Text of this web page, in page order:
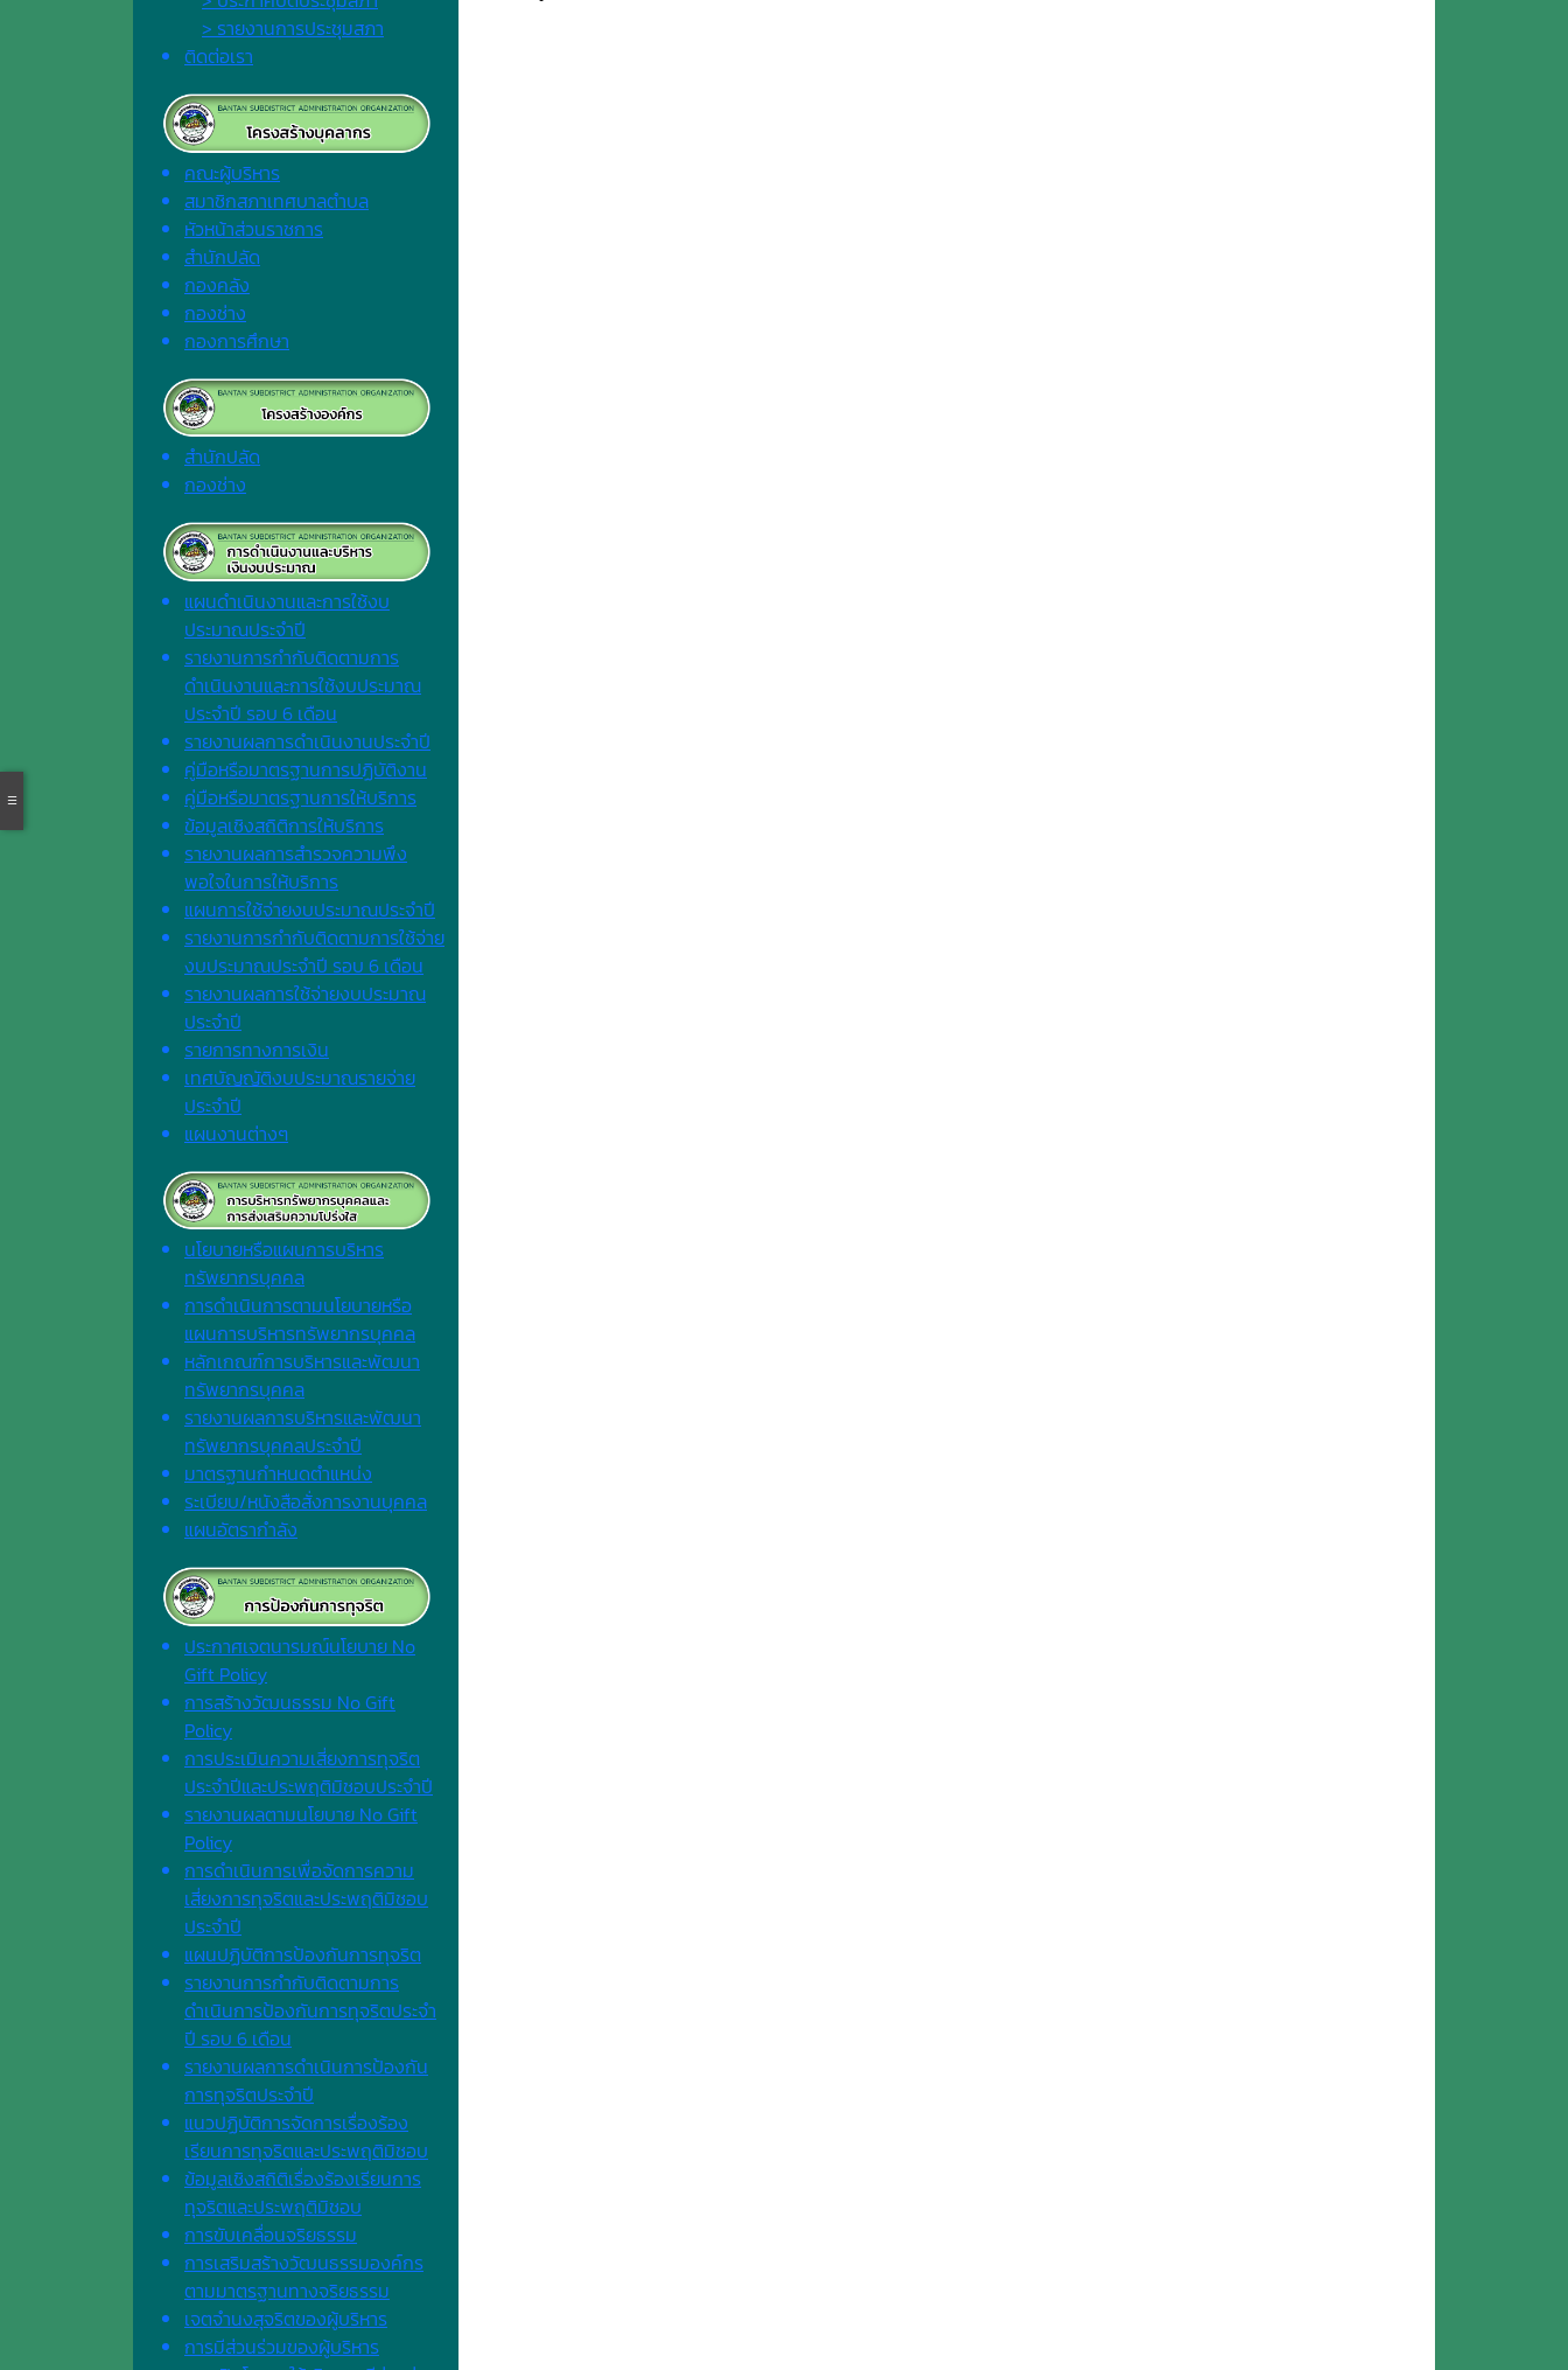
> รายงานการประชุมสภา
ติดต่อเรา
คณะผู้บริหาร
สมาชิกสภาเทศบาลตำบล
หัวหน้าส่วนราชการ
สำนักปลัด
กองคลัง
กองช่าง
กองการศึกษา
สำนักปลัด
กองช่าง
แผนดำเนินงานและการใช้งบ
ประมาณประจำปี
รายงานการกำกับติดตามการ
ดำเนินงานและการใช้งบประมาณ
ประจำปี รอบ 6 เดือน
รายงานผลการดำเนินงานประจำปี
คู่มือหรือมาตรฐานการปฏิบัติงาน
คู่มือหรือมาตรฐานการให้บริการ
ข้อมูลเชิงสถิติการให้บริการ
รายงานผลการสำรวจความพึง
พอใจในการให้บริการ
แผนการใช้จ่ายงบประมาณประจำปี
รายงานการกำกับติดตามการใช้จ่าย
งบประมาณประจำปี รอบ 6 เดือน
รายงานผลการใช้จ่ายงบประมาณ
ประจำปี
รายการทางการเงิน
เทศบัญญัติงบประมาณรายจ่าย
ประจำปี
แผนงานต่างๆ
นโยบายหรือแผนการบริหาร
ทรัพยากรบุคคล
การดำเนินการตามนโยบายหรือ
แผนการบริหารทรัพยากรบุคคล
หลักเกณฑ์การบริหารและพัฒนา
ทรัพยากรบุคคล
รายงานผลการบริหารและพัฒนา
ทรัพยากรบุคคลประจำปี
มาตรฐานกำหนดตำแหน่ง
ระเบียบ/หนังสือสั่งการงานบุคคล
แผนอัตรากำลัง
ประกาศเจตนารมณ์นโยบาย No
Gift Policy
การสร้างวัฒนธรรม No Gift
Policy
การประเมินความเสี่ยงการทุจริต
ประจำปีและประพฤติมิชอบประจำปี
รายงานผลตามนโยบาย No Gift
Policy
การดำเนินการเพื่อจัดการความ
เสี่ยงการทุจริตและประพฤติมิชอบ
ประจำปี
แผนปฏิบัติการป้องกันการทุจริต
รายงานการกำกับติดตามการ
ดำเนินการป้องกันการทุจริตประจำ
ปี รอบ 6 เดือน
รายงานผลการดำเนินการป้องกัน
การทุจริตประจำปี
แนวปฏิบัติการจัดการเรื่องร้อง
เรียนการทุจริตและประพฤติมิชอบ
ข้อมูลเชิงสถิติเรื่องร้องเรียนการ
ทุจริตและประพฤติมิชอบ
การขับเคลื่อนจริยธรรม
การเสริมสร้างวัฒนธรรมองค์กร
ตามมาตรฐานทางจริยธรรม
เจตจํานงสุจริตของผู้บริหาร
การมีส่วนร่วมของผู้บริหาร